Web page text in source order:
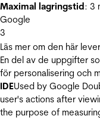
Maximal lagringstid: 3
Google
3
Läs mer om den här
En del av de uppgifter
för personalisering och
IDEUsed by Google
user's actions after
the purpose of